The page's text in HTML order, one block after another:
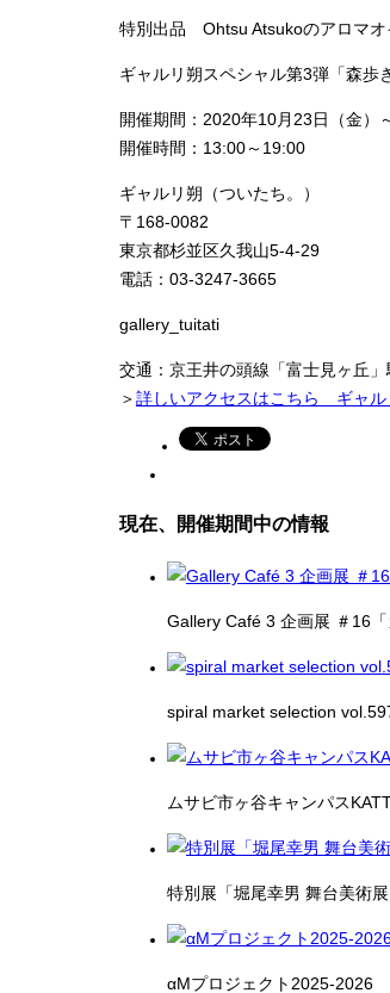
特別出品 Ohtsu Atsukoのアロマ
ギャルリ朔スペシャル第3弾「森歩
開催期間：2020年10月23日（金）
開催時間：13:00～19:00
ギャルリ朔（ついたち。）
〒168-0082
東京都杉並区久我山5-4-29
電話：03-3247-3665
gallery_tuitati
交通：京王井の頭線「富士見ヶ丘
＞詳しいアクセスはこちら ギャル
現在、開催期間中の情報
Gallery Café 3 企画展 ＃16「
spiral market selection
ムサビ市ヶ谷キャンパス
特別展「堀尾幸男 舞台美術
αMプロジェクト2025-2026